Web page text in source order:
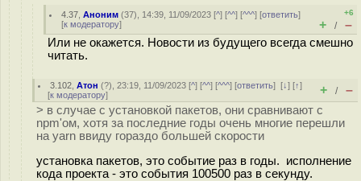
4.37 ,Аноним (37), 14:39, 11/09/2023 [^] [^^] [^^^] [ответить]
[к модератору]
+6
+ / –
Или не окажется. Новости из будущего всегда смешно
читать.
3.102 ,Атон (?), 23:19, 11/09/2023 [^] [^^] [^^^] [ответить][↓] [↑]
[к модератору] + / –
> в случае с установкой пакетов, они сравнивают с
npm'ом, хотя за последние годы очень многие перешли
на yarn ввиду гораздо большей скорости
установка пакетов, это событие раз в годы. исполнение
кода проекта - это события 100500 раз в секунду.